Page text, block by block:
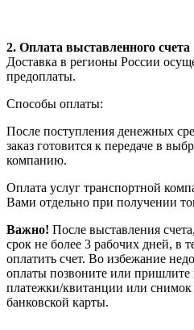
2. Оплата выставленного счета
Доставка в регионы России
предоплаты.
Способы оплаты:
После поступления денежных
заказ готовится к передаче в
компанию.
Оплата услуг транспортной
Вами отдельно при получении
Важно! После выставления
срок не более 3 рабочих дней, в
оплатить счет. Во избежание
оплаты позвоните или
платежки/квитанции или снимок
банковской карты.